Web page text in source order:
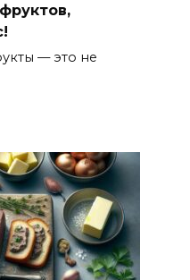
— это не